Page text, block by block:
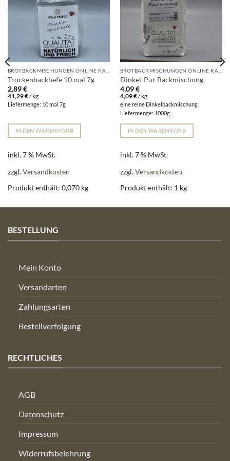
BROTBACKMISCHUNGEN ONLINE KAUFEN | WALZ-MÜHLE
Trockenbackhefe 10 mal 7g
2,89€
41,29€/kg
Liefermenge: 10 mal 7g
IN DEN WARENKORB
inkl. 7 % MwSt.
zzgl.Versandkosten
Produkt enthält: 0,070 kg
BROTBACKMISCHUNGEN ONLINE KAUFEN | WALZ-MÜHLE
Dinkel-Pur Backmischung
4,09€
4,09€/kg
eine reine Dinkelbackmischung.
Liefermenge: 1000g
IN DEN WARENKORB
inkl. 7 % MwSt.
zzgl.Versandkosten
Produkt enthält: 1 kg
BESTELLUNG
Mein Konto
Versandarten
Zahlungsarten
Bestellverfolgung
RECHTLICHES
AGB
Datenschutz
Impressum
Widerrufsbelehrung